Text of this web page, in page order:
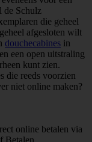
de Schulz
die geheel
afgesloten wilt
douchecabines in
een open uitstraling
kunt zien.
die reeds voorzien
niet online maken?
online betalen via
Betalen,